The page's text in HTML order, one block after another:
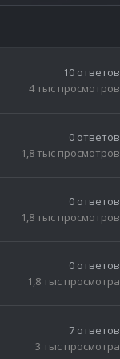
10 ответов
4 тыс просмотров
0 ответов
1,8 тыс просмотров
0 ответов
1,8 тыс просмотров
0 ответов
1,8 тыс просмотра
7 ответов
3 тыс просмотра